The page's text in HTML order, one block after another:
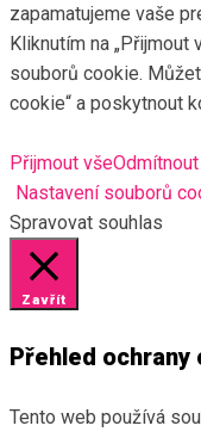
zapamatujeme vaše
Kliknutím na „Přijmout
souborů cookie.
cookie“ a poskytnout
Přijmout vše
Nastavení souborů
Spravovat souhlas
Zavřít
Přehled ochrany
Tento web používá